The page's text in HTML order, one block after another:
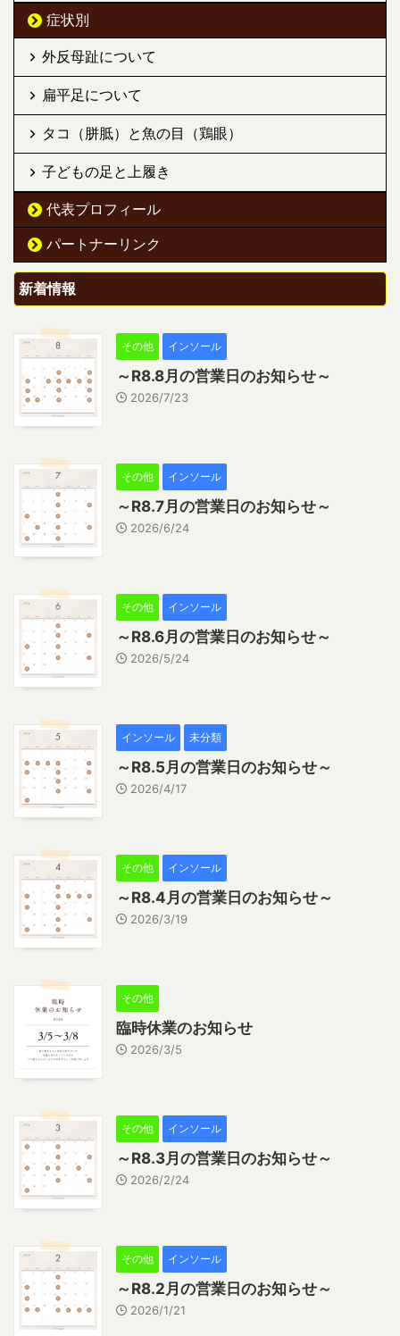
症状別
外反母趾について
扁平足について
タコ（胼胝）と魚の目（鶏眼）
子どもの足と上履き
代表プロフィール
パートナーリンク
新着情報
その他 インソール
～R8.8月の営業日のお知らせ～
2026/7/23
その他 インソール
～R8.7月の営業日のお知らせ～
2026/6/24
その他 インソール
～R8.6月の営業日のお知らせ～
2026/5/24
インソール 未分類
～R8.5月の営業日のお知らせ～
2026/4/17
その他 インソール
～R8.4月の営業日のお知らせ～
2026/3/19
その他
臨時休業のお知らせ
2026/3/5
その他 インソール
～R8.3月の営業日のお知らせ～
2026/2/24
その他 インソール
～R8.2月の営業日のお知らせ～
2026/1/21